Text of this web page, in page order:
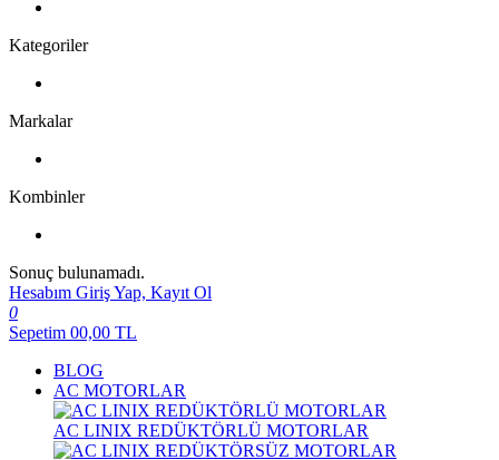
Kategoriler
Markalar
Kombinler
Sonuç bulunamadı.
Hesabım Giriş Yap, Kayıt Ol
0
Sepetim 00,00 TL
BLOG
AC MOTORLAR
AC LINIX REDÜKTÖRLÜ MOTORLAR